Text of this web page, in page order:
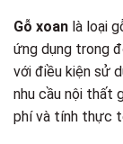
Gỗ xoan là loại
ứng dụng trong
với điều kiện sử
nhu cầu nội thất
phí và tính thực